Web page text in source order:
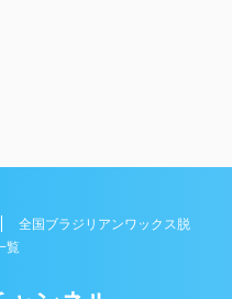
全国ブラジリアンワックス脱
覧